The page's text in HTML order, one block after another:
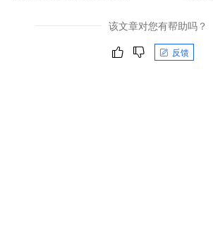
该文章对您有帮助吗？
反馈